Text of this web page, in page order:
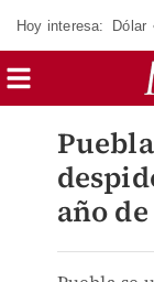
Hoy interesa: Dólar
año